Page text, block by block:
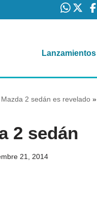
Lanzamientos
2 sedán es revelado»
2 sedán
21, 2014